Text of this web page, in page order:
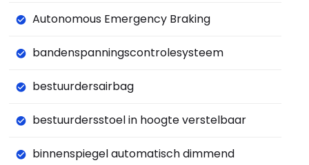
Autonomous Emergency Braking
bandenspanningscontrolesysteem
bestuurdersairbag
bestuurdersstoel in hoogte verstelbaar
binnenspiegel automatisch dimmend